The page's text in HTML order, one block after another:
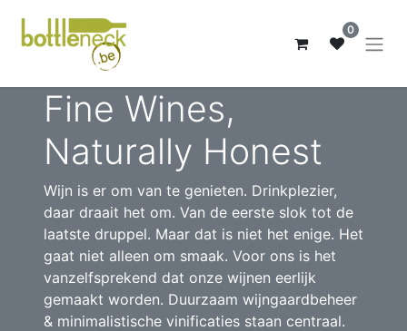
0
Fine Wines,
Naturally Honest
Wijn is er om van te genieten. Drinkplezier,
daar draait het om. Van de eerste slok tot de
laatste druppel. Maar dat is niet het enige. Het
gaat niet alleen om smaak. Voor ons is het
vanzelfsprekend dat onze wijnen eerlijk
gemaakt worden. Duurzaam wijngaardbeheer
& minimalistische vinificaties staan centraal.